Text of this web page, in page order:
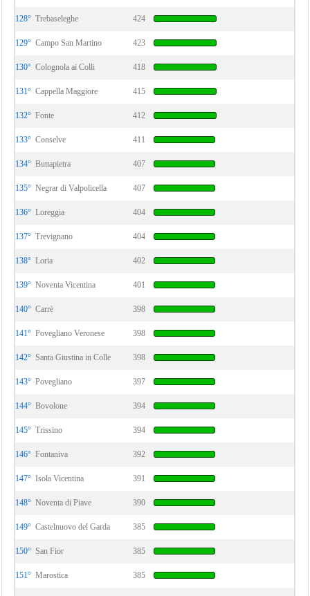
128° Trebaseleghe 424
129° Campo San Martino 423
130° Colognola ai Colli 418
131° Cappella Maggiore 415
132° Fonte 412
133° Conselve 411
134° Buttapietra 407
135° Negrar di Valpolicella 407
136° Loreggia 404
137° Trevignano 404
138° Loria 402
139° Noventa Vicentina 401
140° Carrè 398
141° Povegliano Veronese 398
142° Santa Giustina in Colle 398
143° Povegliano 397
144° Bovolone 394
145° Trissino 394
146° Fontaniva 392
147° Isola Vicentina 391
148° Noventa di Piave 390
149° Castelnuovo del Garda 385
150° San Fior 385
151° Marostica 385